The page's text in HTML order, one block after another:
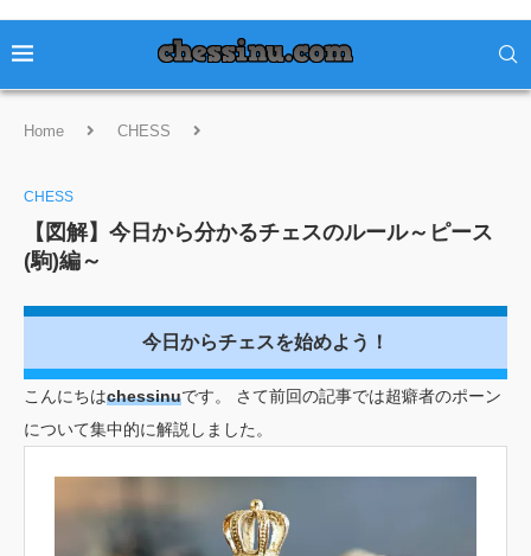
Home CHESS
CHESS
【図解】今日から分かるチェスのルール～ピース
(駒)編～
今日からチェスを始めよう！
こんにちはchessinuです。 さて前回の記事では超癖者のポーン
について集中的に解説しました。